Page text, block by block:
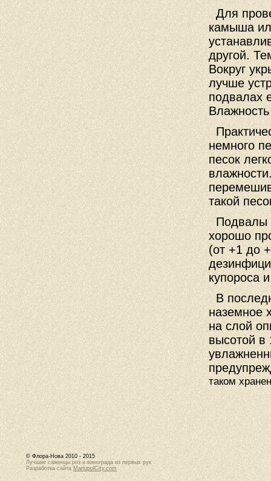
Для
камыша
другой.
Вокруг
лучше
подвалах
немного
песок
такой
Подвалы
хорошо
(от +1 до
купороса
В
наземное
на слой
высотой в
таком
© Флора-Нова 2010 - 2015
Лучшие саженцы роз и винограда из первых рук
Разработка сайта MariupolCity.com